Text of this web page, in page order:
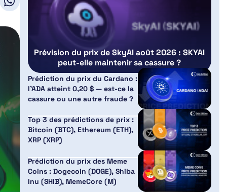
Prévision du prix de SkyAI août 2026 : SKYAI
peut-elle maintenir sa cassure ?
Prédiction du prix du Cardano :
l’ADA atteint 0,20 $ — est-ce la
cassure ou une autre fraude ?
Top 3 des prédictions de prix :
Bitcoin (BTC), Ethereum (ETH),
XRP (XRP)
Prédiction du prix des Meme
Coins : Dogecoin (DOGE), Shiba
Inu (SHIB), MemeCore (M)